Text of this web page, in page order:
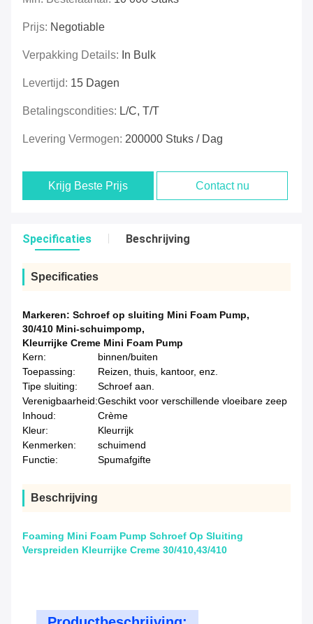
Prijs: Negotiable
Verpakking Details: In Bulk
Levertijd: 15 Dagen
Betalingscondities: L/C, T/T
Levering Vermogen: 200000 Stuks / Dag
Krijg Beste Prijs Contact nu
Specificaties Beschrijving
Specificaties
Markeren: Schroef op sluiting Mini Foam Pump,
30/410 Mini-schuimpomp,
Kleurrijke Creme Mini Foam Pump
Kern:
binnen/buiten
Toepassing:
Reizen, thuis, kantoor, enz.
Tipe sluiting:
Schroef aan.
Verenigbaarheid:Geschikt voor verschillende vloeibare zeep
Inhoud:
Crème
Kleur:
Kleurrijk
Kenmerken:
schuimend
Functie:
Spumafgifte
Beschrijving
Foaming Mini Foam Pump Schroef Op Sluiting
Verspreiden Kleurrijke Creme 30/410,43/410